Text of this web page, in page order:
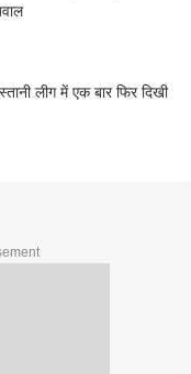
लीग में एक बार फिर दिखी